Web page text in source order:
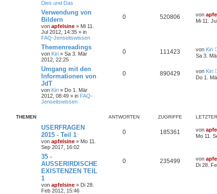
Dies und Das
Verwendung von
Bildern
von apfelsine » Mi 11.
Jul 2012, 14:35 » in
FAQ-Jenseitswissen
0 520806 von
Mi 11.
Themenreadings
von Kiri » Sa 3. Mär
2012, 22:25
0 111423 von Kiri
Sa 3.
Umgang mit den
Informationen von
JdT
von Kiri » Do 1. Mär
2012, 08:49 » in FAQ-
Jenseitswissen
0 890429 von Kiri
Do 1.
THEMEN ANTWORTEN ZUGRIFFE
USERFRAGEN
2015 - Teil 1
von apfelsine » Mo 11.
Sep 2017, 16:02
0 185361 von
Mo 11.
35 -
AUSSERIRDISCHE
EXISTENZEN TEIL
1
von apfelsine » Di 28.
Feb 2012, 15:46
0 235499 von
Di 28.